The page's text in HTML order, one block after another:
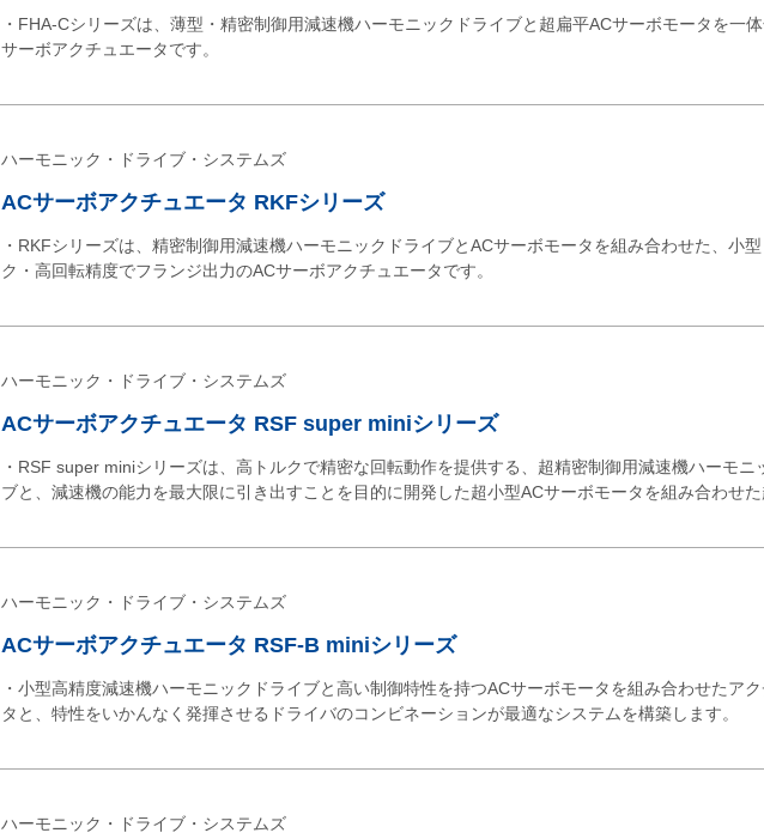
・FHA-Cシリーズは、薄型・精密制御用減速機ハーモニックドライブと超扁平ACサーボモータを一
サーボアクチュエータです。
ハーモニック・ドライブ・システムズ
ACサーボアクチュエータ RKFシリーズ
・RKFシリーズは、精密制御用減速機ハーモニックドライブとACサーボモータを組み合わせた、小
ク・高回転精度でフランジ出力のACサーボアクチュエータです。
ハーモニック・ドライブ・システムズ
ACサーボアクチュエータ RSF super miniシリーズ
・RSF super miniシリーズは、高トルクで精密な回転動作を提供する、超精密制御用減速機ハーモニ
ブと、減速機の能力を最大限に引き出すことを目的に開発した超小型ACサーボモータを組み合わせた
ハーモニック・ドライブ・システムズ
ACサーボアクチュエータ RSF-B miniシリーズ
・小型高精度減速機ハーモニックドライブと高い制御特性を持つACサーボモータを組み合わせたア
タと、特性をいかんなく発揮させるドライバのコンビネーションが最適なシステムを構築します。
ハーモニック・ドライブ・システムズ